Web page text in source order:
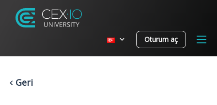
Oturum aç
Geri